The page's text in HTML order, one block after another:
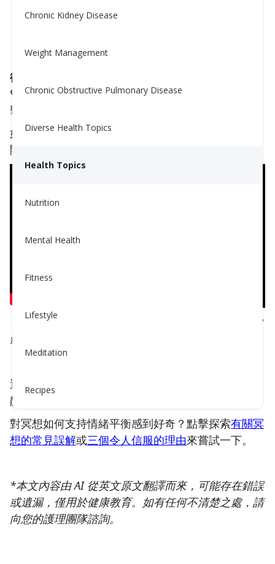
Chronic Kidney Disease
Weight Management
Chronic Obstructive Pulmonary Disease
Diverse Health Topics
Health Topics
Nutrition
Mental Health
Fitness
Lifestyle
Meditation
Recipes
August 20, 2025
從內心建立安靜的自信 💪🧘‍♀️
💙 如果你想在需要重置時重新訪問這個練習，請點
擊左下角的“保存”。 🌿🌟
如果你現在已經準備好了，請按下方的播放按鈕 (▶)
開始。
（這段冥想由AI語音技術引導，以提供清晰和放鬆的
體驗）
通過穩定的呼吸和溫和的肯定，這段冥想幫助你平
靜、自信且以自己的步調重新連結內心力量。
對冥想如何支持情緒平衡感到好奇？點擊探索有關冥
想的常見誤解或三個令人信服的理由來嘗試一下。
*本文內容由 AI 從英文原文翻譯而來，可能存在錯誤
或遺漏，僅用於健康教育。如有任何不清楚之處，請
向您的護理團隊諮詢。